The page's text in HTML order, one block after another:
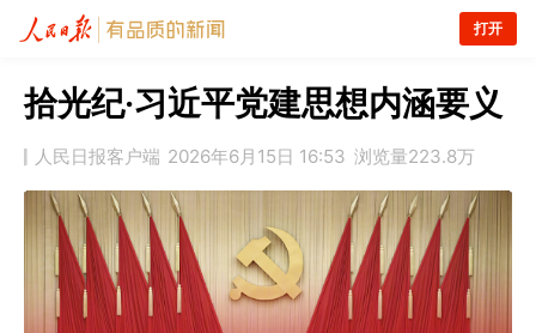
打开
拾光纪·习近平党建思想内涵要义
人民日报客户端 2026年6月15日 16:53 浏览量223.8万